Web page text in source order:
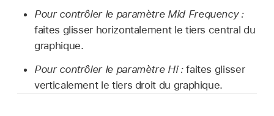
Pour contrôler le paramètre Mid Frequency :
faites glisser horizontalement le tiers central du
graphique.
Pour contrôler le paramètre Hi :faites glisser
verticalement le tiers droit du graphique.